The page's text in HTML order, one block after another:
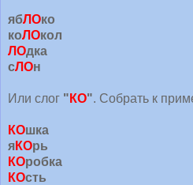
ябЛОко
коЛОкол
ЛОдка
сЛОн
Или слог " КО". Собрать к
КОшка
яКОрь
КОробка
КОсть